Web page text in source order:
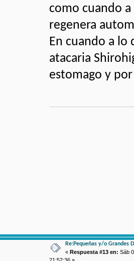
como cuando
regenera
En cuando a
atacaria
estomago y
Re:Pequeñas y/o Grandes
«Respuesta #13 en: Sáb